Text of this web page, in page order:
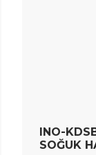
INO-
SOĞUK